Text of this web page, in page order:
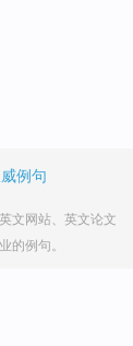
例句
文网站、英文论文
的例句。